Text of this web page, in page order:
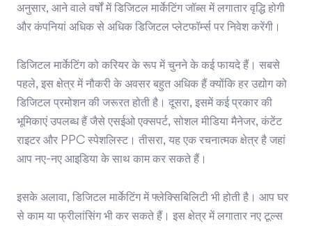
अनुसार, आने वाले वर्षों में डिजिटल मार्केटिंग जॉब्स में लगातार वृद्धि होगी
और कंपनियां अधिक से अधिक डिजिटल प्लेटफॉर्म्स पर निवेश करेंगी।
डिजिटल मार्केटिंग को करियर के रूप में चुनने के कई फायदे हैं। सबसे
पहले, इस क्षेत्र में नौकरी के अवसर बहुत अधिक हैं क्योंकि हर उद्योग को
डिजिटल प्रमोशन की जरूरत होती है। दूसरा, इसमें कई प्रकार की
भूमिकाएं उपलब्ध हैं जैसे एसईओ एक्सपर्ट, सोशल मीडिया मैनेजर, कंटेंट
राइटर और PPC स्पेशलिस्ट। तीसरा, यह एक रचनात्मक क्षेत्र है जहां
आप नए-नए आइडिया के साथ काम कर सकते हैं।
इसके अलावा, डिजिटल मार्केटिंग में फ्लेक्सिबिलिटी भी होती है। आप घर
से काम या फ्रीलांसिंग भी कर सकते हैं। इस क्षेत्र में लगातार नए टूल्स